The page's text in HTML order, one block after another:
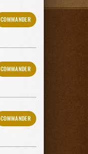
COMMANDER
COMMANDER
COMMANDER